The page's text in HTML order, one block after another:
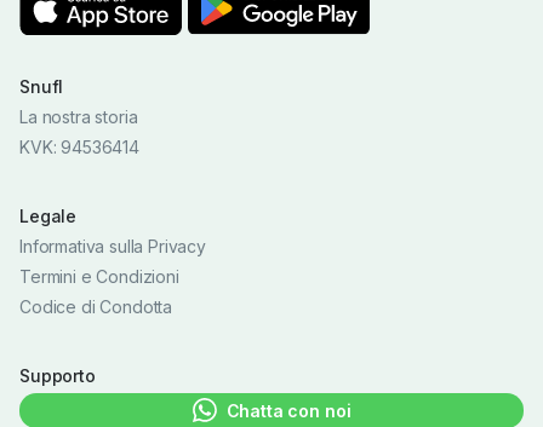
Snufl
La nostra storia
KVK: 94536414
Legale
Informativa sulla Privacy
Termini e Condizioni
Codice di Condotta
Supporto
Chatta con noi